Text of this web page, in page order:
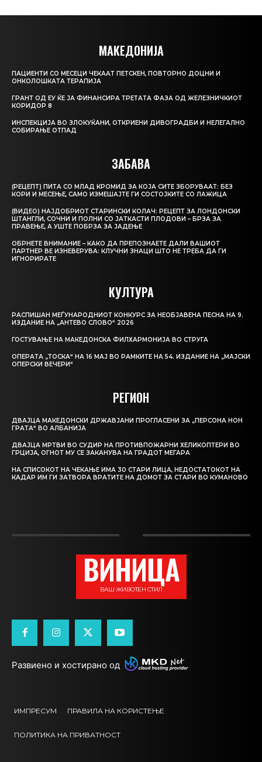
МАКЕДОНИЈА
ПАЦИЕНТИ СО МЕСЕЦИ ЧЕКААТ ПЕТСКЕН, ПОВТОРНО ДОЦНИ И
ОНКОЛОШКАТА ТЕРАПИЈА
ГРАНТ ОД ЕУ ЌЕ ЈА ФИНАНСИРА ТРЕТАТА ФАЗА ОД ЖЕЛЕЗНИЧКИОТ
КОРИДОР 8
ИНСПЕКЦИЈА ВО ЗЛОКУЌАНИ, ОТКРИЕНИ ДИВОГРАДБИ И НЕЛЕГАЛНО
СОБИРАЊЕ ОТПАД
ЗАБАВА
(РЕЦЕПТ) ПИТА СО МЛАД КРОМИД ЗА КОЈА СИТЕ ЗБОРУВААТ: БЕЗ
КОРИ И МЕСЕЊЕ, САМО ИЗМЕШАЈТЕ ГИ СОСТОЈКИТЕ СО ЛАЖИЦА
(ВИДЕО) НАЈДОБРИОТ СТАРИНСКИ КОЛАЧ: РЕЦЕПТ ЗА ЛОНДОНСКИ
ШТАНГЛИ, СОЧНИ И ПОЛНИ СО ЈАТКАСТИ ПЛОДОВИ – БРЗА ЗА
ПРАВЕЊЕ, А УШТЕ ПОБРЗА ЗА ЈАДЕЊЕ
ОБРНЕТЕ ВНИМАНИЕ – КАКО ДА ПРЕПОЗНАЕТЕ ДАЛИ ВАШИОТ
ПАРТНЕР ВЕ ИЗНЕВЕРУВА: КЛУЧНИ ЗНАЦИ ШТО НЕ ТРЕБА ДА ГИ
ИГНОРИРАТЕ
КУЛТУРА
РАСПИШАН МЕЃУНАРОДНИОТ КОНКУРС ЗА НЕОБЈАВЕНА ПЕСНА НА 9.
ИЗДАНИЕ НА „АНТЕВО СЛОВО“ 2026
ГОСТУВАЊЕ НА МАКЕДОНСКА ФИЛХАРМОНИЈА ВО СТРУГА
ОПЕРАТА „ТОСКА“ НА 16 МАЈ ВО РАМКИТЕ НА 54. ИЗДАНИЕ НА „МАЈСКИ
ОПЕРСКИ ВЕЧЕРИ“
РЕГИОН
ДВАЈЦА МАКЕДОНСКИ ДРЖАВЈАНИ ПРОГЛАСЕНИ ЗА „ПЕРСОНА НОН
ГРАТА“ ВО АЛБАНИЈА
ДВАЈЦА МРТВИ ВО СУДИР НА ПРОТИВПОЖАРНИ ХЕЛИКОПТЕРИ ВО
ГРЦИЈА, ОГНОТ МУ СЕ ЗАКАНУВА НА ГРАДОТ МЕГАРА
НА СПИСОКОТ НА ЧЕКАЊЕ ИМА 30 СТАРИ ЛИЦА, НЕДОСТАТОКОТ НА
КАДАР ИМ ГИ ЗАТВОРА ВРАТИТЕ НА ДОМОТ ЗА СТАРИ ВО КУМАНОВО
ВИНИЦА
ВАШ ЖИВОТЕН СТИЛ
Развиено и хостирано од
ИМПРЕСУМ ПРАВИЛА НА КОРИСТЕЊЕ
ПОЛИТИКА НА ПРИВАТНОСТ